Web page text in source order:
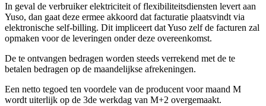
In geval de verbruiker elektriciteit of flexibiliteitsdiensten levert aan
Yuso, dan gaat deze ermee akkoord dat facturatie plaatsvindt via
elektronische self-billing. Dit impliceert dat Yuso zelf de facturen zal
opmaken voor de leveringen onder deze overeenkomst.
De te ontvangen bedragen worden steeds verrekend met de te
betalen bedragen op de maandelijkse afrekeningen.
Een netto tegoed ten voordele van de producent voor maand M
wordt uiterlijk op de 3de werkdag van M+2 overgemaakt.